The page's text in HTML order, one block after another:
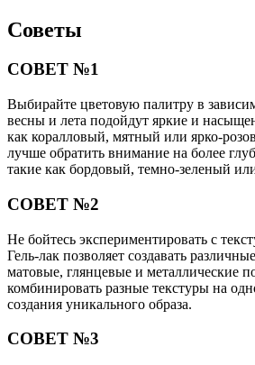
Советы
СОВЕТ №1
Выбирайте цветовую палитру в
весны и лета подойдут яркие и
как коралловый, мятный или ярко-
лучше обратить внимание на более
такие как бордовый, темно-зеленый
СОВЕТ №2
Не бойтесь экспериментировать с
Гель-лак позволяет создавать
матовые, глянцевые и металлические
комбинировать разные текстуры на
создания уникального образа.
СОВЕТ №3